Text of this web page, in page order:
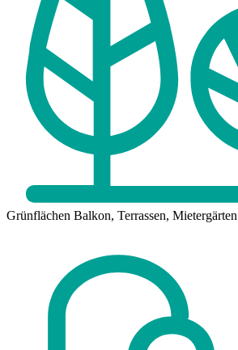
Grünflächen Balkon, Terrassen, Mietergärten